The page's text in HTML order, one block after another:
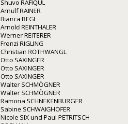
Shuvo RAFIQUL
Arnulf RAINER
Bianca REGL
Arnold REINTHALER
Werner REITERER
Frenzi RIGLING
Christian ROTHWANGL
Otto SAXINGER
Otto SAXINGER
Otto SAXINGER
Walter SCHMÖGNER
Walter SCHMÖGNER
Ramona SCHNEKENBURGER
Sabine SCHWAIGHOFER
Nicole SIX und Paul PETRITSCH